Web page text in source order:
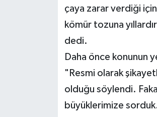
çaya zarar verdiği
kömür tozuna
dedi.
Daha önce konunun
"Resmi olarak
olduğu söylendi.
büyüklerimize